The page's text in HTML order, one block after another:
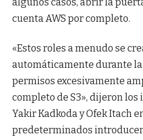
cuenta AWS por completo.
«Estos roles a menudo se
automáticamente durante
permisos excesivamente
completo de S3», dijeron
Yakir Kadkoda y Ofek Itach
predeterminados